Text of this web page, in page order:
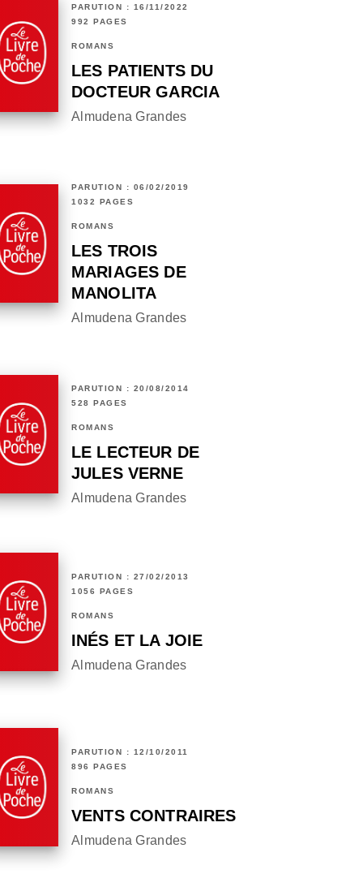
PARUTION : 16/11/2022
992 PAGES
ROMANS
LES PATIENTS DU
DOCTEUR GARCIA
Almudena Grandes
PARUTION : 06/02/2019
1032 PAGES
ROMANS
LES TROIS
MARIAGES DE
MANOLITA
Almudena Grandes
PARUTION : 20/08/2014
528 PAGES
ROMANS
LE LECTEUR DE
JULES VERNE
Almudena Grandes
PARUTION : 27/02/2013
1056 PAGES
ROMANS
INÉS ET LA JOIE
Almudena Grandes
PARUTION : 12/10/2011
896 PAGES
ROMANS
VENTS CONTRAIRES
Almudena Grandes